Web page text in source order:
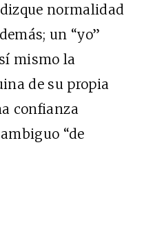
normalidad
un “yo”
mismo la
de su propia
confianza
“de